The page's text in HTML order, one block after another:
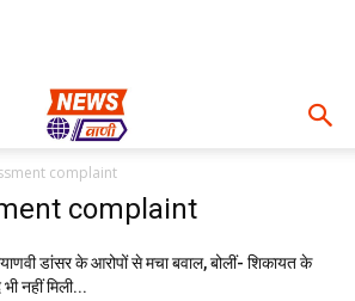
complaint
complaint
डांसर के आरोपों से मचा बवाल, बोलीं- शिकायत के
भी नहीं मिली...